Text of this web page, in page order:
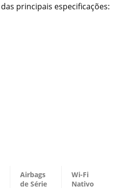
principais especificações:
Airbags
de Série
Wi-Fi
Nativo